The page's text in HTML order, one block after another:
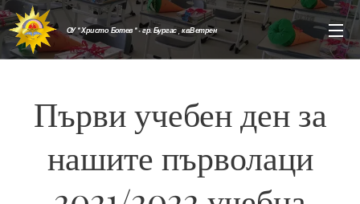
ОУ " Христо Ботев " - гр. Бургас , кв.Ветрен
Първи учебен ден за
нашите първолаци